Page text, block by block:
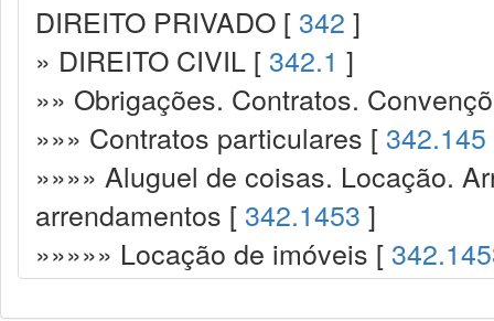
DIREITO PRIVADO [ 342 ]
» DIREITO CIVIL [ 342.1 ]
»» Obrigações. Contratos.
»»» Contratos particulares [ 342.145
»»»» Aluguel de coisas. Locação.
arrendamentos [ 342.1453 ]
»»»»» Locação de imóveis [